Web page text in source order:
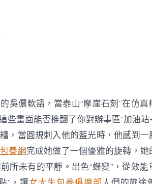
讓
出
行
加
倍
舒
服〉
中
吳儂軟語，當泰山“摩崖石刻”在仿真
畫面能否推翻了你對辦事區“加油站
，當圓規刺入他的藍光時，他感到一
包養網完成她做了一個優雅的旋轉，她
所未有的平靜。出色“蝶變”，從效能